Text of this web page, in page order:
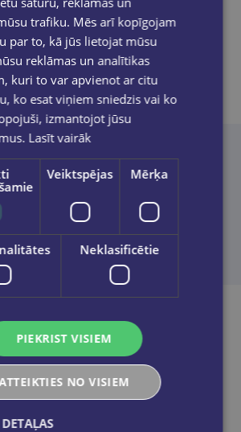
apraksts
lietot uzturā;
tautas līdzekļi;
tējas un sulas;
trafiku. Mēs arī kopīgojam
par to, kā jūs lietojat mūsu
reklāmas un analītikas
kuri to var apvienot ar citu
ko esat viņiem sniedzis vai ko
izmantojot jūsu
Lasīt vairāk
Veiktspējas Mērķa
Neklasificētie
PIEKRIST VISIEM
NO VISIEM